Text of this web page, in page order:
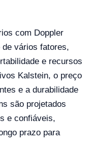
com Doppler
de vários fatores,
e recursos
Kalstein, o preço
e a durabilidade
são projetados
e confiáveis,
prazo para